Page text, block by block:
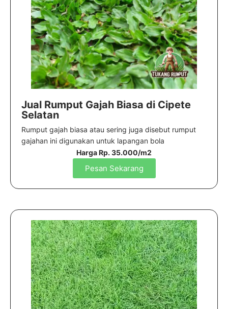
Jual Rumput Gajah Biasa di Cipete
Selatan
Rumput gajah biasa atau sering juga disebut rumput
gajahan ini digunakan untuk lapangan bola
Harga Rp. 35.000/m2
Pesan Sekarang